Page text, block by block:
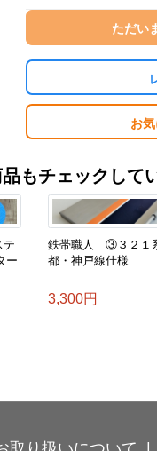
ただい
お
もチェックして
テ
ー
鉄帯職人 ③３２
都・神戸線仕様
3,300円